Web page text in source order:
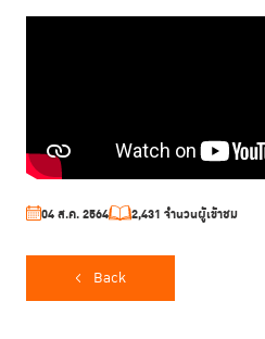
04 ส.ค. 2564 2,431 จำนวนผู้เข้าชม
Back